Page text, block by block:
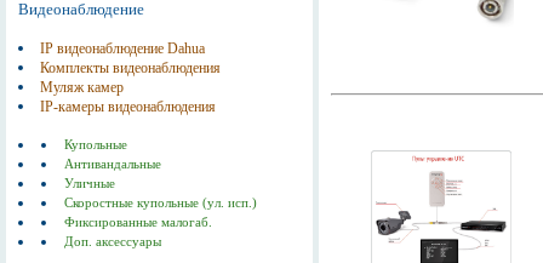
Видеонаблюдение
IP видеонаблюдение Dahua
Комплекты видеонаблюдения
Муляж камер
IP-камеры видеонаблюдения
Купольные
Антивандальные
Уличные
Скоростные купольные (ул. исп.)
Фиксированные малогаб.
Доп. аксессуары